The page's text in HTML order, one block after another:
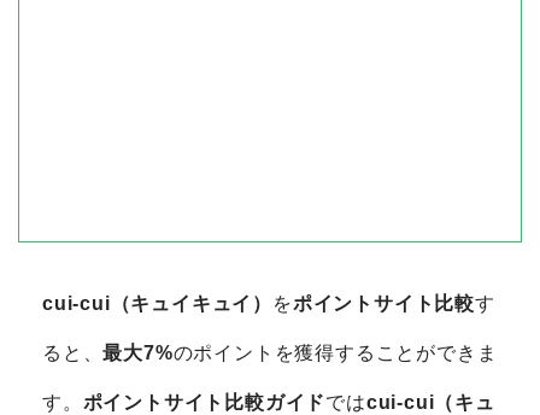
cui-cui（キュイキュイ） をポイントサイト比較す
ると、最大7%のポイントを獲得することができま
す。 ポイントサイト比較ガイドではcui-cui（キュ